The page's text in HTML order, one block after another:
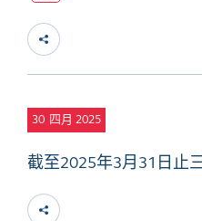
30 四月 2025
截至2025年3月31日止